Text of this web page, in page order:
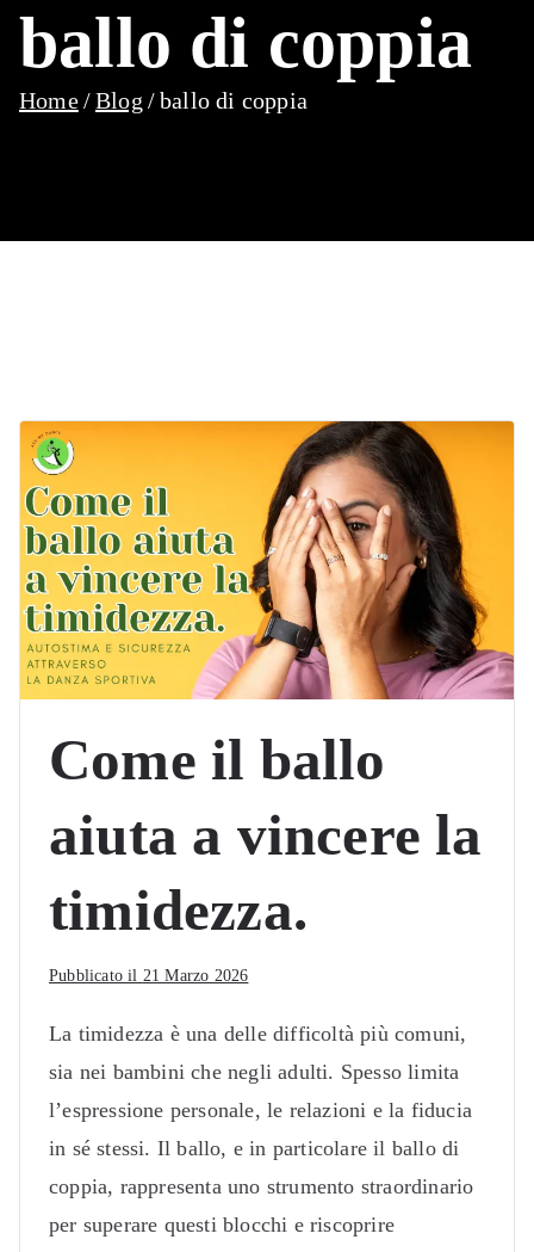
ballo di coppia
Home Blog ballo di coppia
Come il ballo
aiuta a vincere la
timidezza.
Pubblicato il 21 Marzo 2026
La timidezza è una delle difficoltà più comuni,
sia nei bambini che negli adulti. Spesso limita
l’espressione personale, le relazioni e la fiducia
in sé stessi. Il ballo, e in particolare il ballo di
coppia, rappresenta uno strumento straordinario
per superare questi blocchi e riscoprire